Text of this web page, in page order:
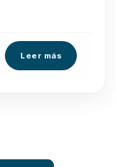
Leer más